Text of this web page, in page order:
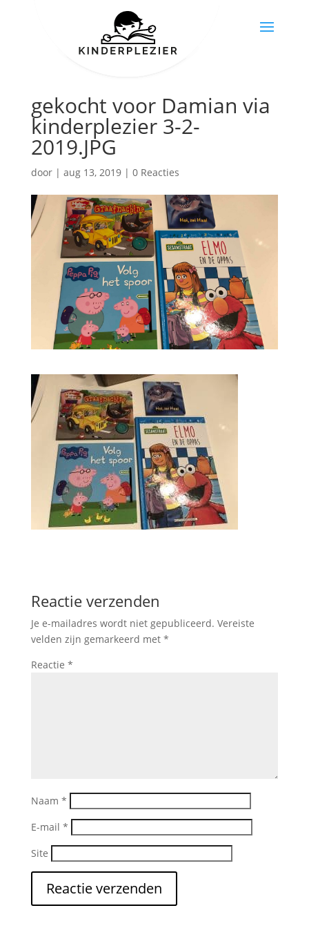
gekocht voor Damian via
kinderplezier 3-2-
2019.JPG
door | aug 13, 2019| 0 Reacties
Reactie verzenden
Je e-mailadres wordt niet gepubliceerd. Vereiste
velden zijn gemarkeerd met *
Reactie *
Naam *
E-mail *
Site